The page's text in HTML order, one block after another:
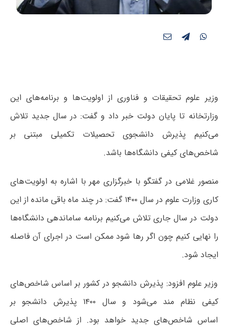
وزیر علوم تحقیقات و فناوری از اولویت‌ها و برنامه‌های این
وزارتخانه تا پایان دولت خبر داد و گفت: در سال جدید تلاش
می‌کنیم پذیرش دانشجوی تحصیلات تکمیلی مبتنی بر
شاخص‌های کیفی دانشگاه‌ها باشد.
منصور غلامی در گفتگو با خبرگزاری مهر با اشاره به اولویت‌های
کاری وزارت علوم در سال ۱۴۰۰ گفت: در چند ماه باقی مانده از این
دولت در سال جاری تلاش می‌کنیم برنامه ساماندهی دانشگاه‌ها
را نهایی کنیم چون اگر رها شود ممکن است در اجرای آن فاصله
ایجاد شود.
وزیر علوم افزود: پذیرش دانشجو در کشور بر اساس شاخص‌های
کیفی نظام مند می‌شود و سال ۱۴۰۰ پذیرش دانشجو بر
اساس شاخص‌های جدید خواهد بود. از شاخص‌های اصلی